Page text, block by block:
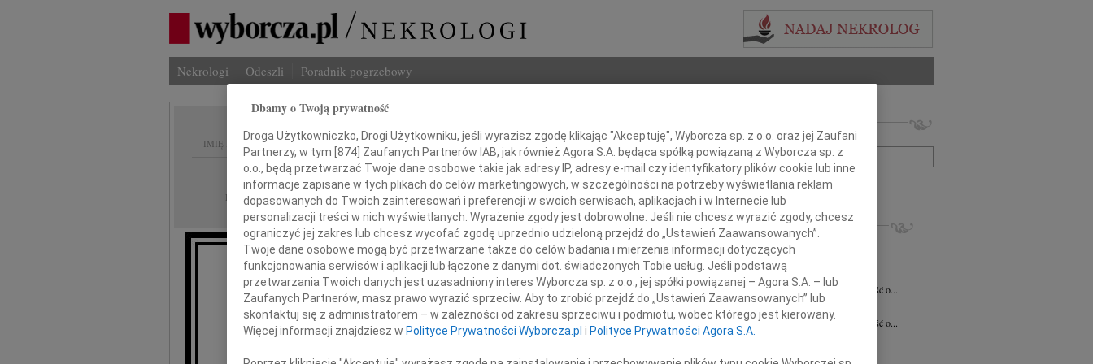
Nekrologi Odeszli Poradnik pogrzebowy
IMIĘ I NAZWISKO:
REGION: Białystok
DATA EMISJI: 11.03.2022
Wyrazy głębokiego współczucia
Panu Pawłowi Myszkowskiemu
Imię i nazwisko lub numer ogłoszenia:
+ szukanie zaawansowane
INNE NEKROLOGI
22.07.2026Białystok
Pani notariusz Halinie Dorocie Agaciak...
Paweł Niemyjski06.07.2026
Z głębokim smutkiem przyjęliśmy wiadomość o...
Jerzy Kulesza
23.06.2026
Z głębokim smutkiem przyjęliśmy wiadomość o...
22.06.2026
Wyrazy szczerego współczucia i...
Dbamy o Twoją prywatność
Droga Użytkowniczko, Drogi Użytkowniku, jeśli wyrazisz zgodę klikając "Akceptuję", Wyborcza sp. z o.o. oraz jej Zaufani
Partnerzy, w tym [874] Zaufanych Partnerów IAB, jak również Agora S.A. będąca spółką powiązaną z Wyborcza sp. z
o.o., będą przetwarzać Twoje dane osobowe takie jak adresy IP, adresy e-mail czy identyfikatory plików cookie lub inne
informacje zapisane w tych plikach do celów marketingowych, w szczególności na potrzeby wyświetlania reklam
dopasowanych do Twoich zainteresowań i preferencji w swoich serwisach, aplikacjach i w Internecie lub
personalizacji treści w nich wyświetlanych. Wyrażenie zgody jest dobrowolne. Jeśli nie chcesz wyrazić zgody, chcesz
ograniczyć jej zakres lub chcesz wycofać zgodę uprzednio udzieloną przejdź do „Ustawień Zaawansowanych”.
Twoje dane osobowe mogą być przetwarzane także do celów badania i mierzenia informacji dotyczących
funkcjonowania serwisów i aplikacji lub łączone z danymi dot. świadczonych Tobie usług. Jeśli podstawą
przetwarzania Twoich danych jest uzasadniony interes Wyborcza sp. z o.o., jej spółki powiązanej – Agora S.A. – lub
Zaufanych Partnerów, masz prawo wyrazić sprzeciw. Aby to zrobić przejdź do „Ustawień Zaawansowanych” lub
skontaktuj się z administratorem – w zależności od zakresu sprzeciwu i podmiotu, wobec którego jest kierowany.
Więcej informacji znajdziesz w Polityce Prywatności Wyborcza.pl i Polityce Prywatności Agora S.A.